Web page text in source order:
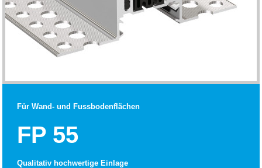
Für Wand- und Fussbodenflächen
FP 55
Qualitativ hochwertige Einlage